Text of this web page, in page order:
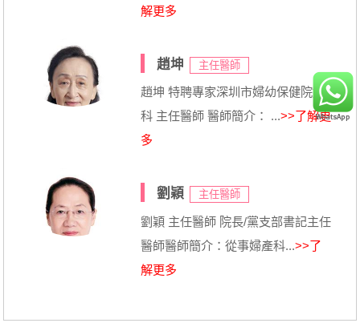
解更多
趙坤 主任醫師
趙坤 特聘專家深圳市婦幼保健院婦
科 主任醫師 醫師簡介： ...>>了解更
多
劉穎 主任醫師
劉穎 主任醫師 院長/黨支部書記主任
醫師醫師簡介：從事婦產科...>>了
解更多